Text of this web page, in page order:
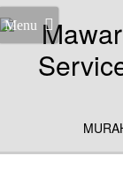
Menu